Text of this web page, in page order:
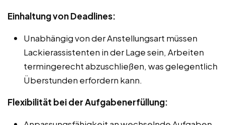
Einhaltung von Deadlines:
Unabhängig von der Anstellungsart müssen
Lackierassistenten in der Lage sein, Arbeiten
termingerecht abzuschließen, was gelegentlich
Überstunden erfordern kann.
Flexibilität bei der Aufgabenerfüllung: